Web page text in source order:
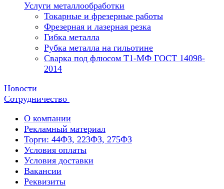
Услуги металлообработки
Токарные и фрезерные работы
Фрезерная и лазерная резка
Гибка металла
Рубка металла на гильотине
Сварка под флюсом Т1-МФ ГОСТ 14098-
2014
Новости
Сотрудничество
О компании
Рекламный материал
Торги: 44ФЗ, 223ФЗ, 275ФЗ
Условия оплаты
Условия доставки
Вакансии
Реквизиты